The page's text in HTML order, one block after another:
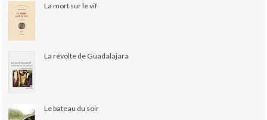
La mort sur le vif
La révolte de Guadalajara
Le bateau du soir